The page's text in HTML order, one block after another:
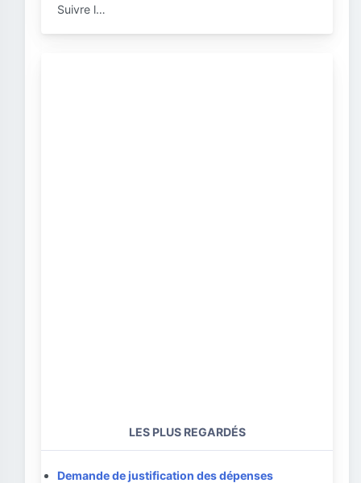
Suivre l…
LES PLUS REGARDÉS
Demande de justification des dépenses